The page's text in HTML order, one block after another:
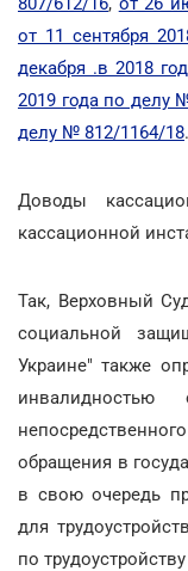
от 11 сентября
декабря .в 2018
2019 года по делу
делу № 812/1164/18.
Доводы
кассационной
Так, Верховный
социальной
Украине" также
обращения в
в свою очередь
для
по